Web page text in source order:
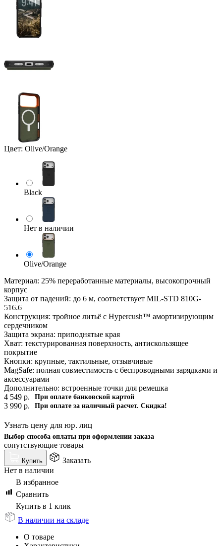
Цвет: Olive/Orange
Black
Нет в наличии
Olive/Orange
Материал: 25% переработанные материалы, высокопрочный
корпус
Защита от падений: до 6 м, соответствует MIL-STD 810G-
516.6
Конструкция: тройное литьё с Hypercush™ амортизирующим
сердечником
Защита экрана: приподнятые края
Хват: текстурированная поверхность, антискользящее
покрытие
Кнопки: крупные, тактильные, отзывчивые
MagSafe: полная совместимость с беспроводными зарядками и
аксессуарами
Дополнительно: встроенные точки для ремешка
4 549 р. При оплате банковской картой
3 990 р. При оплате за наличный расчет. Скидка!
Узнать цену для юр. лиц
Выбор способа оплаты при оформлении заказа
сопутствующие товары
Купить
Заказать
Нет в наличии
В избранное
Сравнить
Купить в 1 клик
В наличии на складе
О товаре